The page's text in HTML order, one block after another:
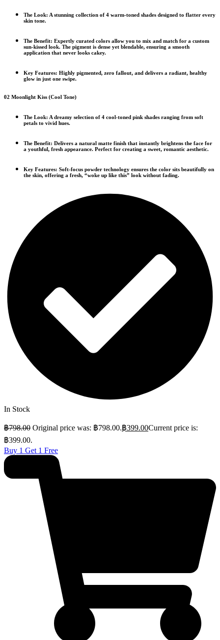
The Look: A stunning collection of 4 warm-toned shades designed to flatter every
skin tone.
The Benefit: Expertly curated colors allow you to mix and match for a custom
sun-kissed look. The pigment is dense yet blendable, ensuring a smooth
application that never looks cakey.
Key Features: Highly pigmented, zero fallout, and delivers a radiant, healthy
glow in just one swipe.
02 Moonlight Kiss (Cool Tone)
The Look: A dreamy selection of 4 cool-toned pink shades ranging from soft
petals to vivid hues.
The Benefit: Delivers a natural matte finish that instantly brightens the face for
a youthful, fresh appearance. Perfect for creating a sweet, romantic aesthetic.
Key Features: Soft-focus powder technology ensures the color sits beautifully on
the skin, offering a fresh, “woke up like this” look without fading.
In Stock
฿798.00 Original price was: ฿798.00.฿399.00Current price is:
฿399.00.
Buy 1 Get 1 Free